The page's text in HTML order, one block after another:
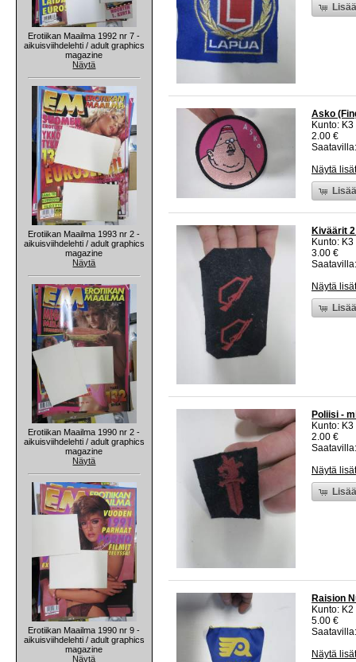
Erotiikan Maailma 1992 nr 7 -
aikuisviihdelehti / adult graphics
magazine
Näytä
Erotiikan Maailma 1993 nr 2 -
aikuisviihdelehti / adult graphics
magazine
Näytä
Erotiikan Maailma 1990 nr 2 -
aikuisviihdelehti / adult graphics
magazine
Näytä
Erotiikan Maailma 1990 nr 9 -
aikuisviihdelehti / adult graphics
magazine
Näytä
Asko
Kunto:
2.00 €
Näytä
Kiväärit
Kunto:
3.00 €
Näytä
Poliisi -
Kunto:
2.00 €
Näytä
Raision
Kunto:
5.00 €
Näytä